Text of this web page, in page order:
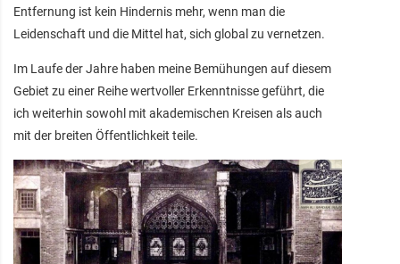
Entfernung ist kein Hindernis mehr, wenn man die
Leidenschaft und die Mittel hat, sich global zu vernetzen.
Im Laufe der Jahre haben meine Bemühungen auf diesem
Gebiet zu einer Reihe wertvoller Erkenntnisse geführt, die
ich weiterhin sowohl mit akademischen Kreisen als auch
mit der breiten Öffentlichkeit teile.